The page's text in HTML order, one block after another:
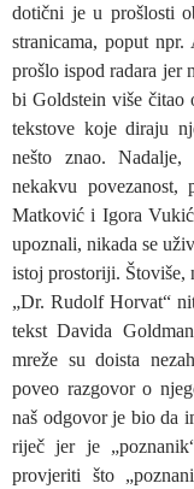
dotični je u prošlosti
stranicama, poput
prošlo ispod radara jer
bi Goldstein više čitao
tekstove koje diraju
nešto znao.
nekakvu
Matković i Igora
upoznali, nikada se
istoj prostoriji. Štoviše,
„Dr. Rudolf Horvat“
tekst Davida
mreže su doista
poveo razgovor o
naš odgovor je bio da
riječ jer je
provjeriti što